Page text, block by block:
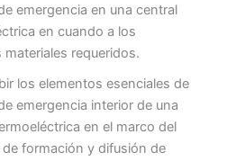
emergencia en una central
en cuando a los
materiales requeridos.
los elementos esenciales de
emergencia interior de una
en el marco del
formación y difusión de